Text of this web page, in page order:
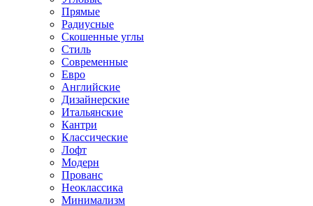
Прямые
Радиусные
Скошенные углы
Стиль
Современные
Евро
Английские
Дизайнерские
Итальянские
Кантри
Классические
Лофт
Модерн
Прованс
Неоклассика
Минимализм